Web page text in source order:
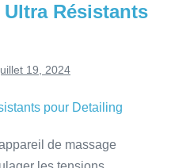
Résistants
19, 2024
de massage